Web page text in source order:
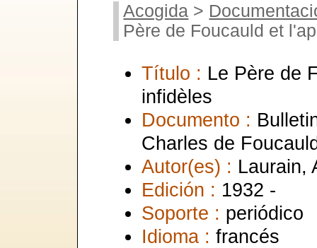
Acogida >
Père de Foucauld et
Título : Le Père de
infidèles
Documento :
Charles de
Autor(es) : Laurain,
Edición : 1932 -
Soporte : periódico
Idioma : francés